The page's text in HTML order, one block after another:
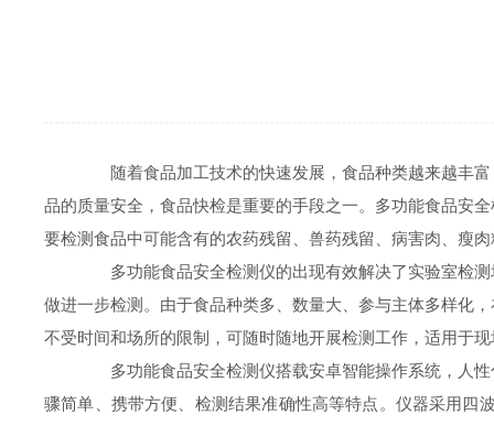
随着食品加工技术的快速发展，食品种类越来越丰富
品的质量安全，食品快检是重要的手段之一。多功能食品安
要检测食品中可能含有的农药残留、兽药残留、病害肉、瘦
多功能食品安全检测仪的出现有效解决了实验室检测
做进一步检测。由于食品种类多、数量大、参与主体多样化
不受时间和场所的限制，可随时随地开展检测工作，适用于
多功能食品安全检测仪搭载安卓智能操作系统，人性
骤简单、携带方便、检测结果准确性高等特点。仪器采用四